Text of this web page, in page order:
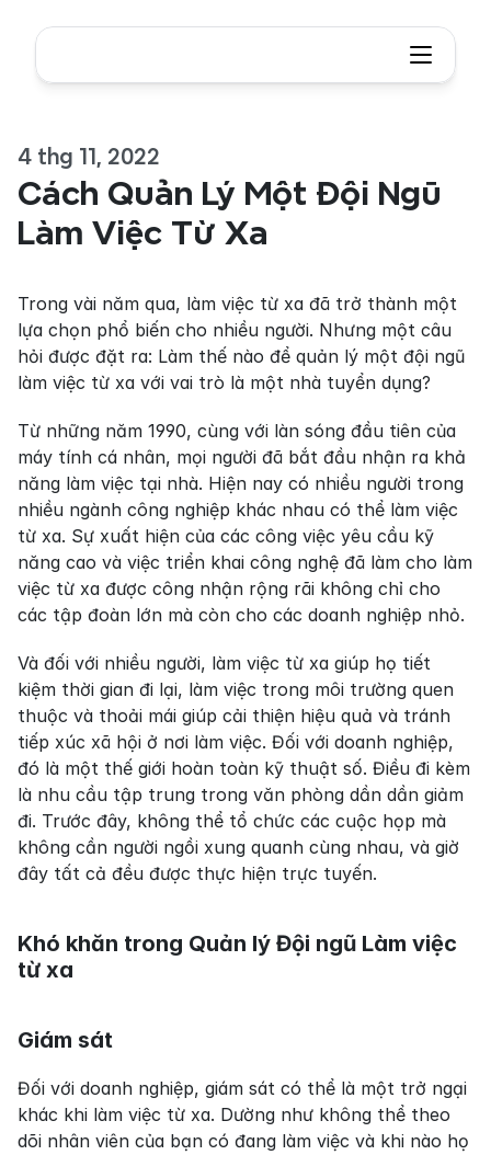
4 thg 11, 2022
Cách Quản Lý Một Đội Ngũ
Làm Việc Từ Xa
Trong vài năm qua, làm việc từ xa đã trở thành một
lựa chọn phổ biến cho nhiều người. Nhưng một câu
hỏi được đặt ra: Làm thế nào để quản lý một đội ngũ
làm việc từ xa với vai trò là một nhà tuyển dụng?
Từ những năm 1990, cùng với làn sóng đầu tiên của
máy tính cá nhân, mọi người đã bắt đầu nhận ra khả
năng làm việc tại nhà. Hiện nay có nhiều người trong
nhiều ngành công nghiệp khác nhau có thể làm việc
từ xa. Sự xuất hiện của các công việc yêu cầu kỹ
năng cao và việc triển khai công nghệ đã làm cho làm
việc từ xa được công nhận rộng rãi không chỉ cho
các tập đoàn lớn mà còn cho các doanh nghiệp nhỏ.
Và đối với nhiều người, làm việc từ xa giúp họ tiết
kiệm thời gian đi lại, làm việc trong môi trường quen
thuộc và thoải mái giúp cải thiện hiệu quả và tránh
tiếp xúc xã hội ở nơi làm việc. Đối với doanh nghiệp,
đó là một thế giới hoàn toàn kỹ thuật số. Điều đi kèm
là nhu cầu tập trung trong văn phòng dần dần giảm
đi. Trước đây, không thể tổ chức các cuộc họp mà
không cần người ngồi xung quanh cùng nhau, và giờ
đây tất cả đều được thực hiện trực tuyến.
Khó khăn trong Quản lý Đội ngũ Làm việc
từ xa
Giám sát
Đối với doanh nghiệp, giám sát có thể là một trở ngại
khác khi làm việc từ xa. Dường như không thể theo
dõi nhân viên của bạn có đang làm việc và khi nào họ